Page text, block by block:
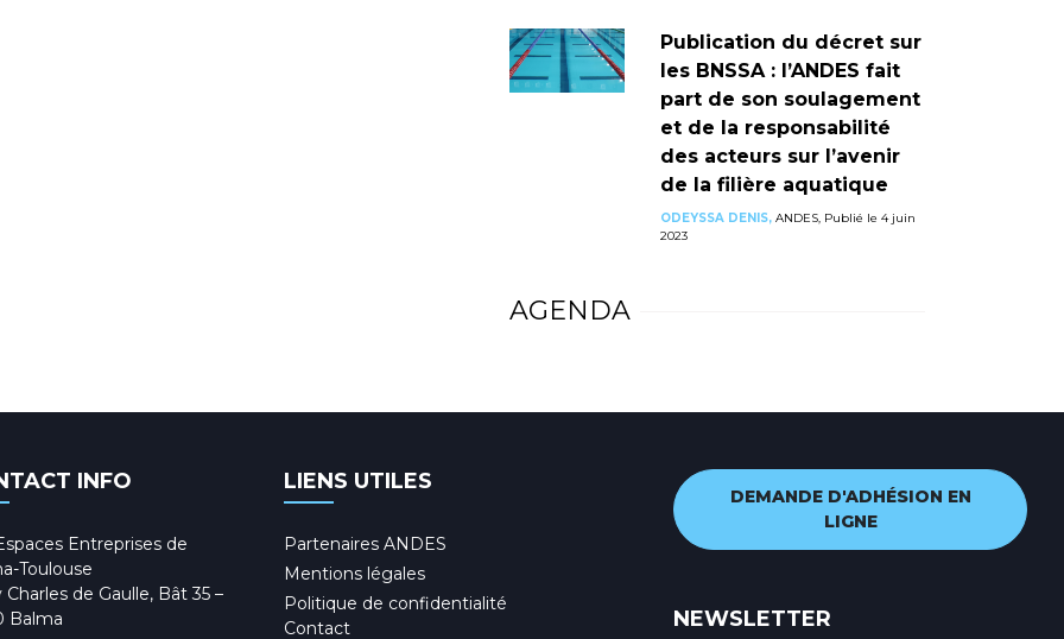
Publication du décret sur
les BNSSA : l’ANDES fait
part de son soulagement
et de la responsabilité
des acteurs sur l’avenir
de la filière aquatique
ODEYSSA DENIS,ANDES, Publié le 4 juin
2023
AGENDA
INFO
Entreprises de
Toulouse
Charles de Gaulle, Bât 35 –
Balma
LIENS UTILES
Partenaires ANDES
Mentions légales
Politique de confidentialité
Contact
DEMANDE D'ADHÉSION EN
LIGNE
NEWSLETTER